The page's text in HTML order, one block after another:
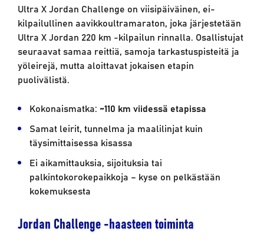
Ultra X Jordan Challenge on viisipäiväinen, ei-
kilpailullinen aavikkoultramaraton, joka järjestetään
Ultra X Jordan 220 km -kilpailun rinnalla. Osallistujat
seuraavat samaa reittiä, samoja tarkastuspisteitä ja
yöleirejä, mutta aloittavat jokaisen etapin
puolivälistä.
Kokonaismatka: ~110 km viidessä etapissa
Samat leirit, tunnelma ja maalilinjat kuin
täysimittaisessa kisassa
Ei aikamittauksia, sijoituksia tai
palkintokorokepaikkoja – kyse on pelkästään
kokemuksesta
Jordan Challenge -haasteen toiminta